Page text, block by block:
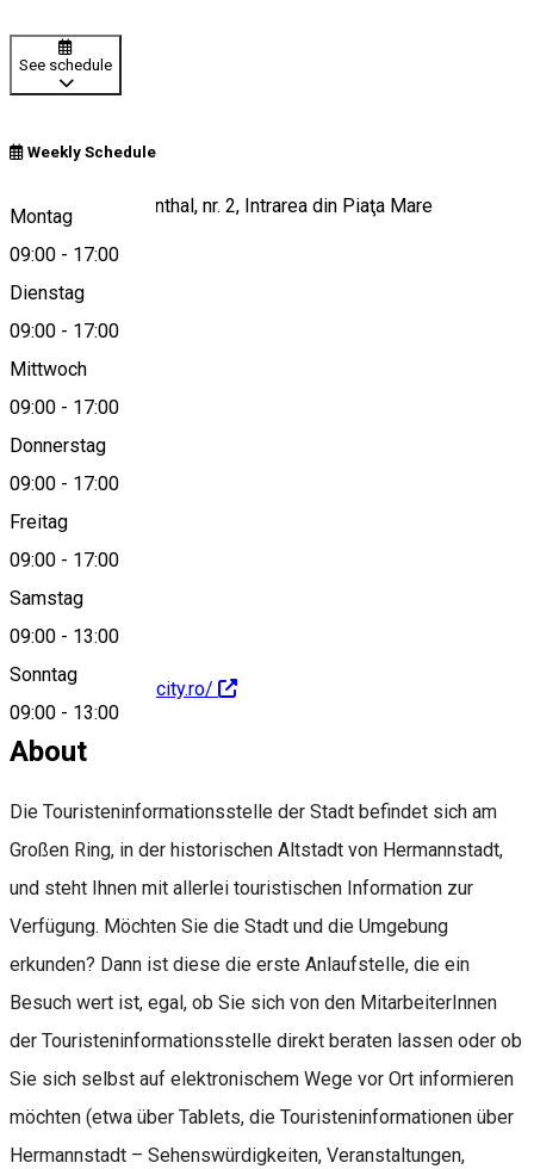
See schedule
Weekly Schedule
Montag
09:00 - 17:00
Dienstag
09:00 - 17:00
Mittwoch
09:00 - 17:00
Donnerstag
09:00 - 17:00
Freitag
09:00 - 17:00
Samstag
09:00 - 13:00
Sonntag
09:00 - 13:00
Str. Samuel Brukenthal, nr. 2, Intrarea din Piaţa Mare
View on map
turism@sibiu.ro
https://www.sibiucity.ro/
About
Die Touristeninformationsstelle der Stadt befindet sich am
Großen Ring, in der historischen Altstadt von Hermannstadt,
und steht Ihnen mit allerlei touristischen Information zur
Verfügung. Möchten Sie die Stadt und die Umgebung
erkunden? Dann ist diese die erste Anlaufstelle, die ein
Besuch wert ist, egal, ob Sie sich von den MitarbeiterInnen
der Touristeninformationsstelle direkt beraten lassen oder ob
Sie sich selbst auf elektronischem Wege vor Ort informieren
möchten (etwa über Tablets, die Touristeninformationen über
Hermannstadt – Sehenswürdigkeiten, Veranstaltungen,